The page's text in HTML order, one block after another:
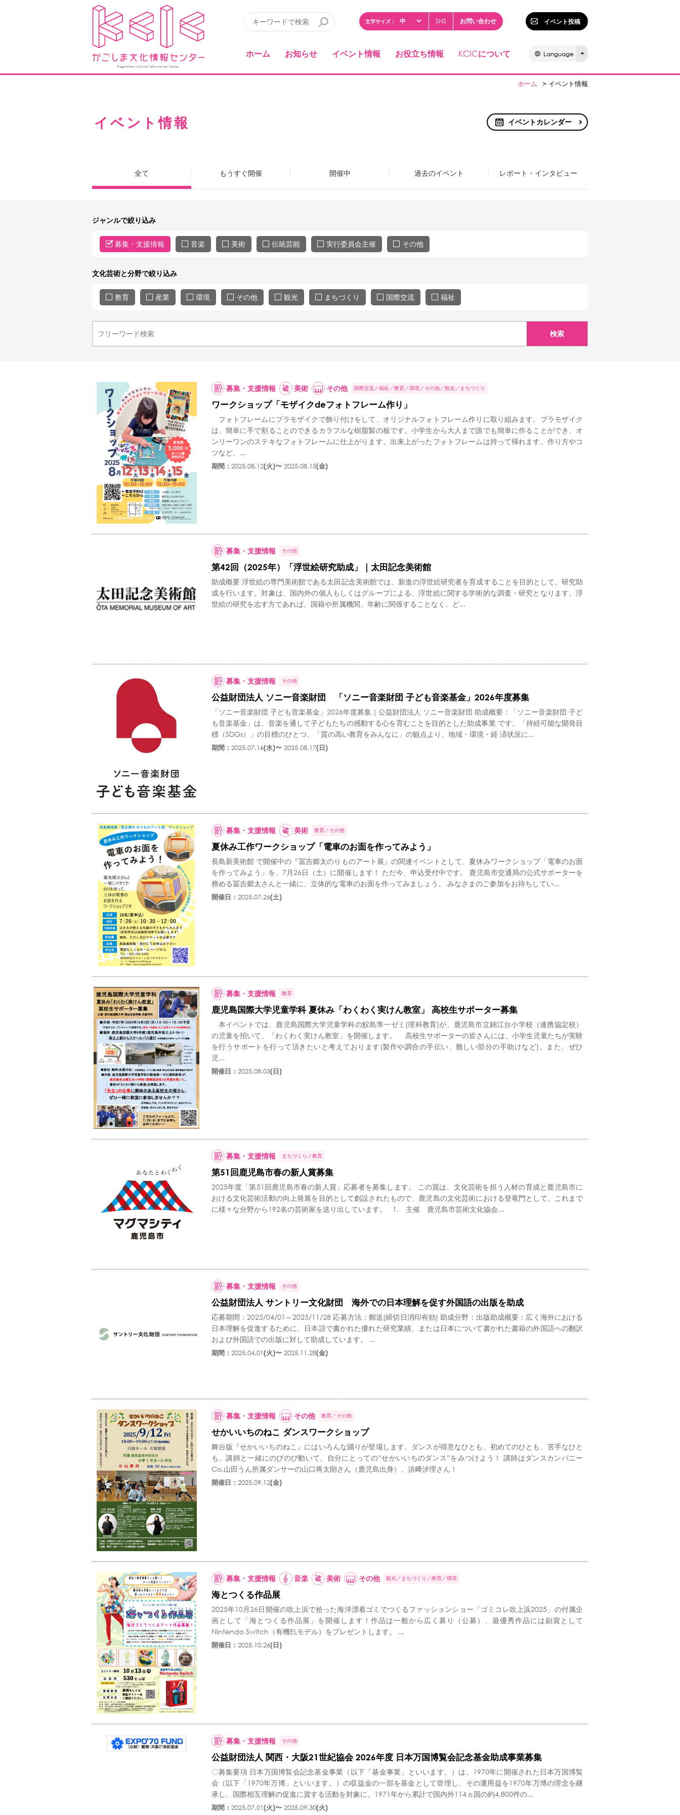
文字サイズ： SNS お問い合わせ イベント投稿
ホーム お知らせ イベント情報 お役立ち情報 KCICについて Language
ホーム > イベント情報
イベント情報 イベントカレンダー
全て もうすぐ開催 開催中 過去のイベント レポート・インタビュー
ジャンルで絞り込み
募集・支援情報 音楽 美術 伝統芸能 実行委員会主催 その他
文化芸術と分野で絞り込み
教育 産業 環境 その他 観光 まちづくり 国際交流 福祉
募集・支援情報 美術 その他 国際交流 福祉 教育 環境 その他 観光 まちづくり
ワークショップ「モザイクdeフォトフレーム作り」
フォトフレームにプラモザイクで飾り付けをして、オリジナルフォトフレーム作りに取り組みます。プラモザイク
は、簡単に手で割ることのできるカラフルな樹脂製の板です。小学生から大人まで誰でも簡単に作ることができ、オ
ンリーワンのステキなフォトフレームに仕上がります。出来上がったフォトフレームは持って帰れます。作り方やコ
ツなど、...
期間： 2025.08.12(火)〜 2025.08.15(金)
募集・支援情報 その他
第42回（2025年）「浮世絵研究助成」｜太田記念美術館
助成概要 浮世絵の専門美術館である太田記念美術館では、新進の浮世絵研究者を育成することを目的として、研究助
成を行います。対象は、国内外の個人もしくはグループによる、浮世絵に関する学術的な調査・研究となります。浮
世絵の研究を志す方であれば、国籍や所属機関、年齢に関係することなく、ど...
募集・支援情報 その他
公益財団法人 ソニー音楽財団 「ソニー⾳楽財団 ⼦ども⾳楽基⾦」2026年度募集
「ソニー⾳楽財団 ⼦ども⾳楽基⾦」2026年度募集｜公益財団法人 ソニー音楽財団 助成概要：「ソニー⾳楽財団 ⼦ど
も⾳楽基⾦」は、⾳楽を通して⼦どもたちの感動する⼼を育むことを⽬的とした助成事業 です。「持続可能な開発⽬
標（SDGs）」の⽬標のひとつ、「質の⾼い教育をみんなに」の観点より、地域・環境・経 済状況に...
期間： 2025.07.16(水)〜 2025.08.17(日)
募集・支援情報 美術 教育 その他
夏休み工作ワークショップ「電車のお面を作ってみよう」
長島新美術館 で開催中の『冨吉郷太のりものアート展』の関連イベントとして、夏休みワークショップ「電車のお面
を作ってみよう」を、7月26日（土）に開催します！ ただ今、申込受付中です。 鹿児島市交通局の公式サポーターを
務める冨吉郷太さんと一緒に、立体的な電車のお面を作ってみましょう。 みなさまのご参加をお待ちしてい...
開催日： 2025.07.26(土)
募集・支援情報 教育
鹿児島国際大学児童学科 夏休み「わくわく実けん教室」 高校生サポーター募集
本イベントでは、鹿児島国際大学児童学科の鮫島準一ゼミ(理科教育)が、鹿児島市立錦江台小学校（連携協定校）
の児童を招いて、「わくわく実けん教室」を開催します。 高校生サポーターの皆さんには、小学生児童たちが実験
を行うサポートを行って頂きたいと考えております(製作や調合の手伝い、難しい部分の手助けなど)。また、ぜひ
児...
開催日： 2025.08.03(日)
募集・支援情報 まちづくり 教育
第51回鹿児島市春の新人賞募集
2025年度「第51回鹿児島市春の新人賞」応募者を募集します。 この賞は、文化芸術を担う人材の育成と鹿児島市に
おける文化芸術活動の向上発展を目的として創設されたもので、鹿児島の文化芸術における登竜門として、これまで
に様々な分野から192名の芸術家を送り出しています。 1. 主催 鹿児島市芸術文化協会...
募集・支援情報 その他
公益財団法人 サントリー文化財団 海外での日本理解を促す外国語の出版を助成
応募期間：2025/04/01～2025/11/28 応募方法：郵送(締切日消印有効) 助成分野：出版助成概要：広く海外における
日本理解を促進するために、日本語で書かれた優れた研究業績、または日本について書かれた書籍の外国語への翻訳
および外国語での出版に対して助成しています。 ...
期間： 2025.04.01(火)〜 2025.11.28(金)
募集・支援情報 その他 教育 その他
せかいいちのねこ ダンスワークショップ
舞台版『せかいいちのねこ』にはいろんな踊りが登場します。ダンスが得意なひとも、初めてのひとも、苦手なひと
も、講師と一緒にのびのび動いて、自分にとっての”せかいいちのダンス”をみつけよう！ 講師はダンスカンパニー
Co.山田うん所属ダンサーの山口将太朗さん（鹿児島出身）、須﨑汐理さん！
開催日： 2025.09.12(金)
募集・支援情報 音楽 美術 その他 観光 まちづくり 教育 環境
海とつくる作品展
2025年10月26日開催の吹上浜で拾った海洋漂着ゴミでつくるファッションショー「ゴミコレ吹上浜2025」の付属企
画として「海とつくる作品展」を開催します！作品は一般から広く募り（公募）、最優秀作品には副賞として
Nintendo Switch（有機ELモデル）をプレゼントします。 ...
開催日： 2025.10.26(日)
募集・支援情報 その他
公益財団法人 関西・大阪21世紀協会 2026年度 日本万国博覧会記念基金助成事業募集
〇募集要項 日本万国博覧会記念基金事業（以下「基金事業」といいます。）は、1970年に開催された日本万国博覧
会（以下「1970年万博」といいます。）の収益金の一部を基金として管理し、その運用益を1970年万博の理念を継
承し、国際相互理解の促進に資する活動を対象に、1971年から累計で国内外114ヵ国の約4,800件の...
期間： 2025.07.01(火)〜 2025.09.30(火)